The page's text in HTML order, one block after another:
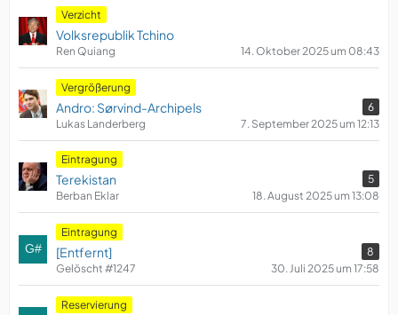
Verzicht
Volksrepublik Tchino
Ren Quiang 14. Oktober 2025 um 08:43
Vergrößerung
Andro: Sørvind-Archipels
6
Lukas Landerberg
7. September 2025 um 12:13
Eintragung
Terekistan
5
Berban Eklar
18. August 2025 um 13:08
Eintragung
[Entfernt]
8
Gelöscht #1247
30. Juli 2025 um 17:58
Reservierung